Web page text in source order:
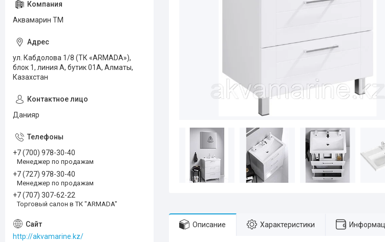
Описание Характеристики
Аквамарин ТМ
ул. Кабдолова 1/8 (ТК «ARMADA»),
блок 1, линия А, бутик 01А, Алматы,
Казахстан
Данияр
+7 (700) 978-30-40
Менеджер по продажам
+7 (727) 978-30-40
Менеджер по продажам
+7 (707) 307-62-22
Торговый салон в ТК "ARMADA"
http://akvamarine.kz/